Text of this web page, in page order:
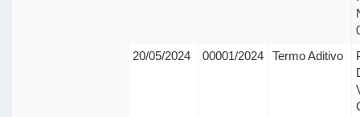
20/05/2024
00001/2024 Termo Aditivo